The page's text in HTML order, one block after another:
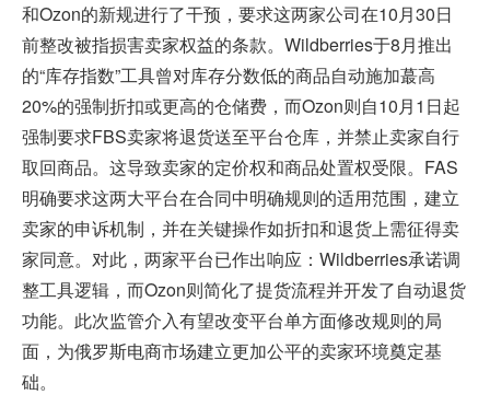
和Ozon的新规进行了干预，要求这两家公司在10月30日
前整改被指损害卖家权益的条款。Wildberries于8月推出
的“库存指数”工具曾对库存分数低的商品自动施加蕞高
20%的强制折扣或更高的仓储费，而Ozon则自10月1日起
强制要求FBS卖家将退货送至平台仓库，并禁止卖家自行
取回商品。这导致卖家的定价权和商品处置权受限。FAS
明确要求这两大平台在合同中明确规则的适用范围，建立
卖家的申诉机制，并在关键操作如折扣和退货上需征得卖
家同意。对此，两家平台已作出响应：Wildberries承诺调
整工具逻辑，而Ozon则简化了提货流程并开发了自动退货
功能。此次监管介入有望改变平台单方面修改规则的局
面，为俄罗斯电商市场建立更加公平的卖家环境奠定基
础。